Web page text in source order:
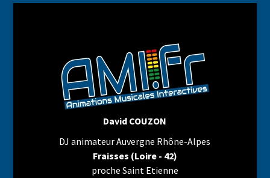
David COUZON
DJ animateur Auvergne Rhône-Alpes
Fraisses (Loire - 42)
proche Saint Etienne